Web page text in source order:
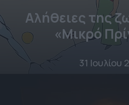
Αλήθειες της
«Μικρό
31 Ιουλίου